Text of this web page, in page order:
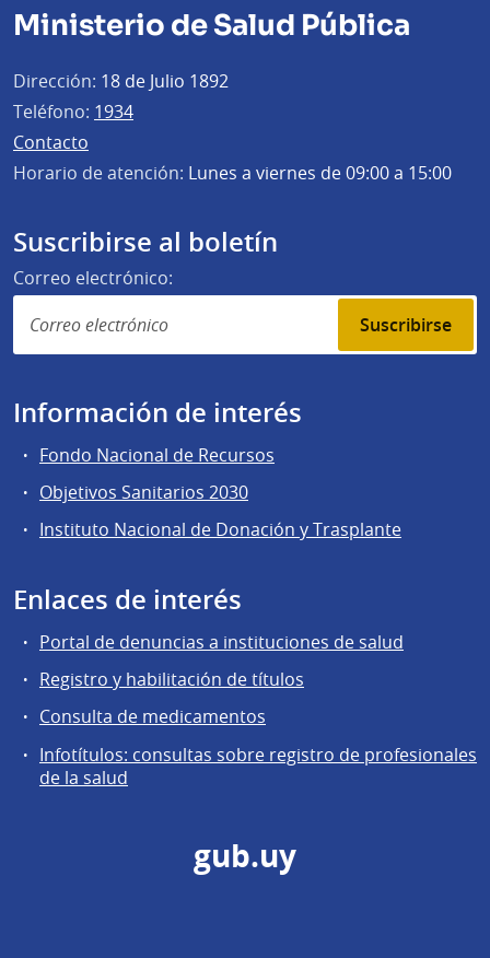
Ministerio de Salud Pública
Dirección: 18 de Julio 1892
Teléfono: 1934
Contacto
Horario de atención: Lunes a viernes de 09:00 a 15:00
Suscribirse al boletín
Correo electrónico:
Suscribirse
Información de interés
Fondo Nacional de Recursos
Objetivos Sanitarios 2030
Instituto Nacional de Donación y Trasplante
Enlaces de interés
Portal de denuncias a instituciones de salud
Registro y habilitación de títulos
Consulta de medicamentos
Infotítulos: consultas sobre registro de profesionales
de la salud
gub.uy